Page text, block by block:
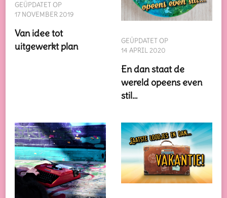
GEÜPDATET OP
17 NOVEMBER 2019
Van idee tot
uitgewerkt plan
GEÜPDATET OP
14 APRIL 2020
En dan staat de
wereld opeens even
stil…